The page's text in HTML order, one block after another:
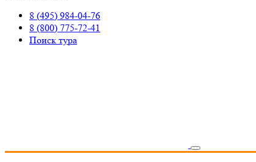
8 (495) 984-04-76
8 (800) 775-72-41
Поиск тура